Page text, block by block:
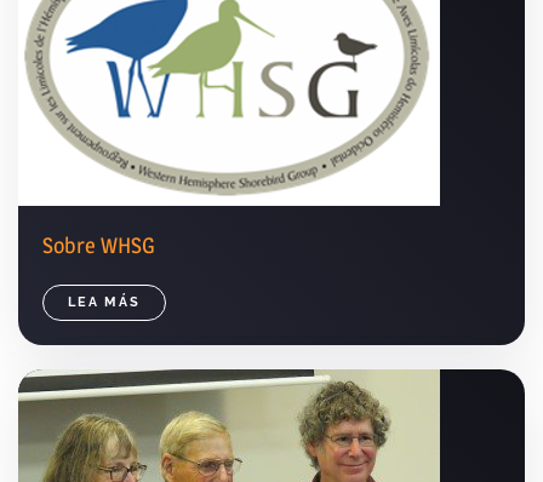
Sobre WHSG
LEA MÁS